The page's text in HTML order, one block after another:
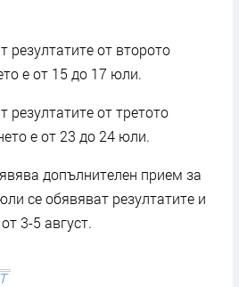
резултатите от второто
е от 15 до 17 юли.
от третото
е от 23 до 24 юли.
допълнителен прием за
се обявяват резултатите и
3-5 август.